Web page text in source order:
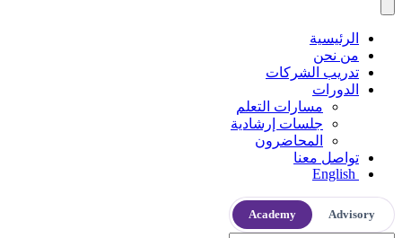
الرئيسية
من نحن
تدريب الشركات
الدورات
مسارات التعلم
جلسات إرشادية
المحاضرون
تواصل معنا
English
Advisory
Academy